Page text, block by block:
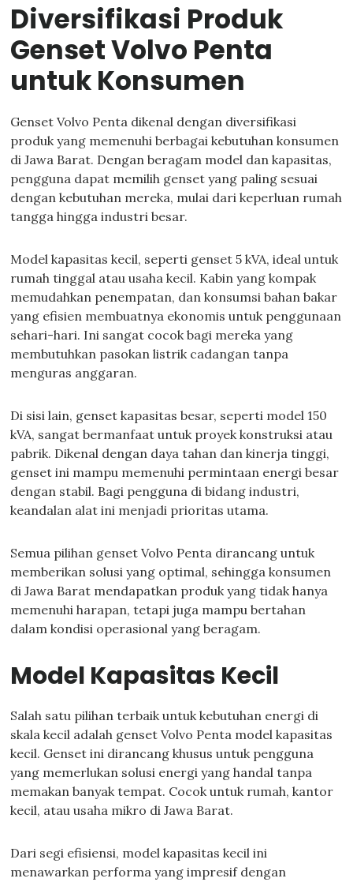
Diversifikasi Produk
Genset Volvo Penta
untuk Konsumen
Genset Volvo Penta dikenal dengan diversifikasi
produk yang memenuhi berbagai kebutuhan konsumen
di Jawa Barat. Dengan beragam model dan kapasitas,
pengguna dapat memilih genset yang paling sesuai
dengan kebutuhan mereka, mulai dari keperluan rumah
tangga hingga industri besar.
Model kapasitas kecil, seperti genset 5 kVA, ideal untuk
rumah tinggal atau usaha kecil. Kabin yang kompak
memudahkan penempatan, dan konsumsi bahan bakar
yang efisien membuatnya ekonomis untuk penggunaan
sehari-hari. Ini sangat cocok bagi mereka yang
membutuhkan pasokan listrik cadangan tanpa
menguras anggaran.
Di sisi lain, genset kapasitas besar, seperti model 150
kVA, sangat bermanfaat untuk proyek konstruksi atau
pabrik. Dikenal dengan daya tahan dan kinerja tinggi,
genset ini mampu memenuhi permintaan energi besar
dengan stabil. Bagi pengguna di bidang industri,
keandalan alat ini menjadi prioritas utama.
Semua pilihan genset Volvo Penta dirancang untuk
memberikan solusi yang optimal, sehingga konsumen
di Jawa Barat mendapatkan produk yang tidak hanya
memenuhi harapan, tetapi juga mampu bertahan
dalam kondisi operasional yang beragam.
Model Kapasitas Kecil
Salah satu pilihan terbaik untuk kebutuhan energi di
skala kecil adalah genset Volvo Penta model kapasitas
kecil. Genset ini dirancang khusus untuk pengguna
yang memerlukan solusi energi yang handal tanpa
memakan banyak tempat. Cocok untuk rumah, kantor
kecil, atau usaha mikro di Jawa Barat.
Dari segi efisiensi, model kapasitas kecil ini
menawarkan performa yang impresif dengan